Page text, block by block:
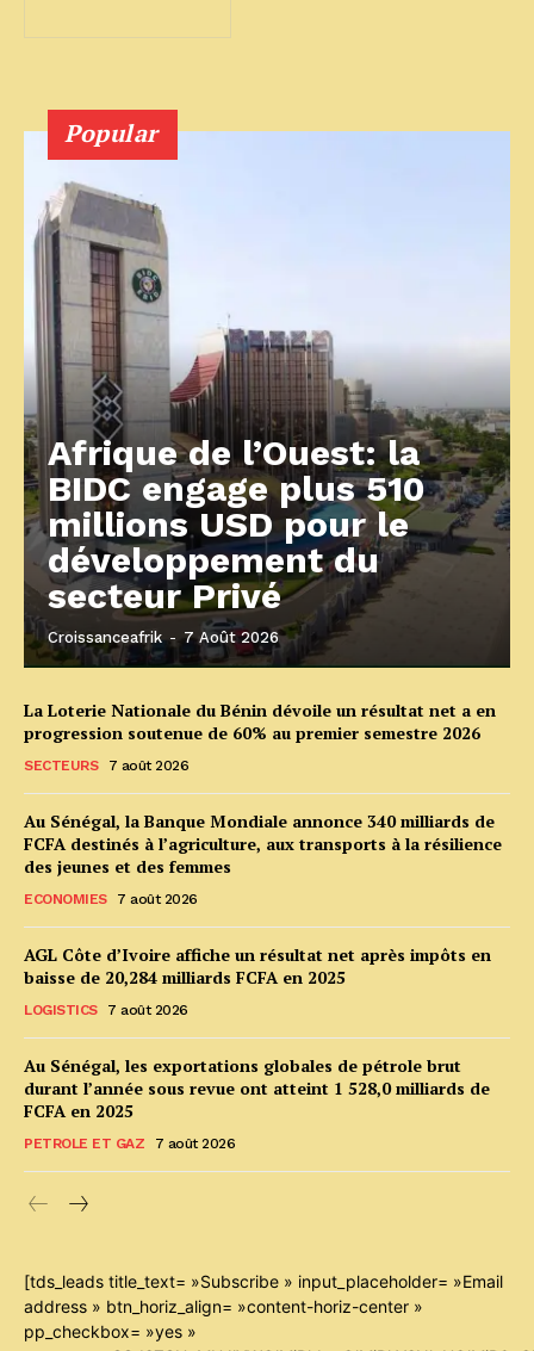
Popular
Afrique de l’Ouest: la
BIDC engage plus 510
millions USD pour le
développement du
secteur Privé
Croissanceafrik - 7 Août 2026
La Loterie Nationale du Bénin dévoile un résultat net a en
progression soutenue de 60% au premier semestre 2026
SECTEURS 7 août 2026
Au Sénégal, la Banque Mondiale annonce 340 milliards de
FCFA destinés à l’agriculture, aux transports à la résilience
des jeunes et des femmes
ECONOMIES 7 août 2026
AGL Côte d’Ivoire affiche un résultat net après impôts en
baisse de 20,284 milliards FCFA en 2025
LOGISTICS 7 août 2026
Au Sénégal, les exportations globales de pétrole brut
durant l’année sous revue ont atteint 1 528,0 milliards de
FCFA en 2025
PETROLE ET GAZ 7 août 2026
[tds_leads title_text= »Subscribe » input_placeholder= »Email
address » btn_horiz_align= »content-horiz-center »
pp_checkbox= »yes »